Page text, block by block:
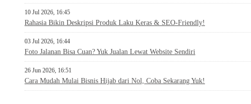
10 Jul 2026, 16:45
Rahasia Bikin Deskripsi Produk Laku Keras & SEO-Friendly!
03 Jul 2026, 16:44
Foto Jalanan Bisa Cuan? Yuk Jualan Lewat Website Sendiri
26 Jun 2026, 16:51
Cara Mudah Mulai Bisnis Hijab dari Nol, Coba Sekarang Yuk!